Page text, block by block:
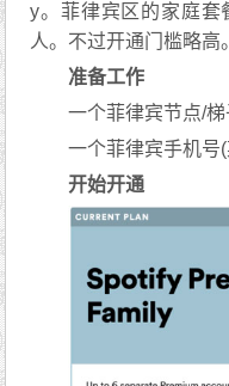
y。菲律宾区的家庭套
人。不过开通门槛略高。
准备工作
一个菲律宾节点/梯
一个菲律宾手机号
开始开通